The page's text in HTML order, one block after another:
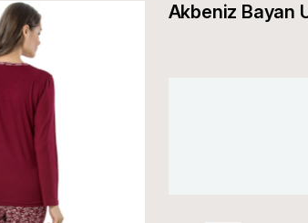
Akbeniz Bayan